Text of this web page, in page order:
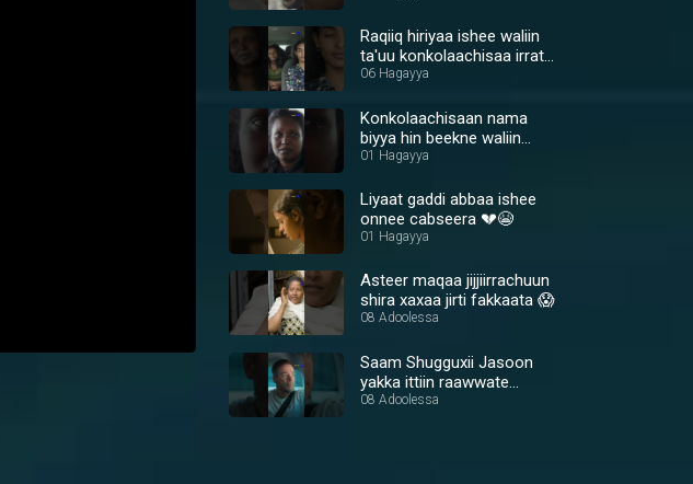
Raqiiq hiriyaa ishee waliin
ta'uu konkolaachisaa irratti
shira xaxaa jiraachun hin
06 Hagayya
Konkolaachisaan nama
biyya hin beekne waliin
rakkachaa jira 😢🙏
01 Hagayya
Liyaat gaddi abbaa ishee
onnee cabseera 💔😭
01 Hagayya
Asteer maqaa jijjiirrachuun
shira xaxaa jirti fakkaata 😱
08 Adoolessa
Saam Shugguxii Jasoon
yakka ittiin raawwate
argate 💪🔥
08 Adoolessa